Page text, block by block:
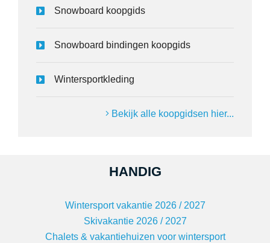
Snowboard koopgids
Snowboard bindingen koopgids
Wintersportkleding
Bekijk alle koopgidsen hier...
HANDIG
Wintersport vakantie 2026 / 2027
Skivakantie 2026 / 2027
Chalets & vakantiehuizen voor wintersport